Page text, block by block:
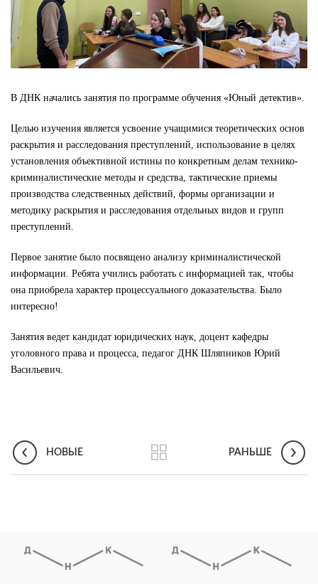
В ДНК начались занятия по программе обучения «Юный детектив».
Целью изучения является усвоение учащимися теоретических основ
раскрытия и расследования преступлений, использование в целях
установления объективной истины по конкретным делам технико-
криминалистические методы и средства, тактические приемы
производства следственных действий, формы организации и
методику раскрытия и расследования отдельных видов и групп
преступлений.
Первое занятие было посвящено анализу криминалистической
информации. Ребята учились работать с информацией так, чтобы
она приобрела характер процессуального доказательства. Было
интересно!
Занятия ведет кандидат юридических наук, доцент кафедры
уголовного права и процесса, педагог ДНК Шляпников Юрий
Васильевич.
НОВЫЕ РАНЬШЕ